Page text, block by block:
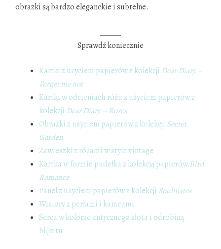
obrazki są bardzo eleganckie i subtelne.
Sprawdź koniecznie
Kartki z użyciem papierów z kolekcji Dear Diary –
Forget me not
Kartki w odcieniach różu z użyciem papierów z
kolekcji Dear Diary – Roses
Obrazki z użyciem papierów z kolekcji Secret
Garden
Zawieszki z różami w stylu vintage
Kartka w formie pudełka z kolekcją papierówBird
Romance
Panel z użyciem papierów z kolekcji Soulmates
Wisiory z perłami i kameami
Serca w kolorze antycznego złota i odrobiną
błękitu